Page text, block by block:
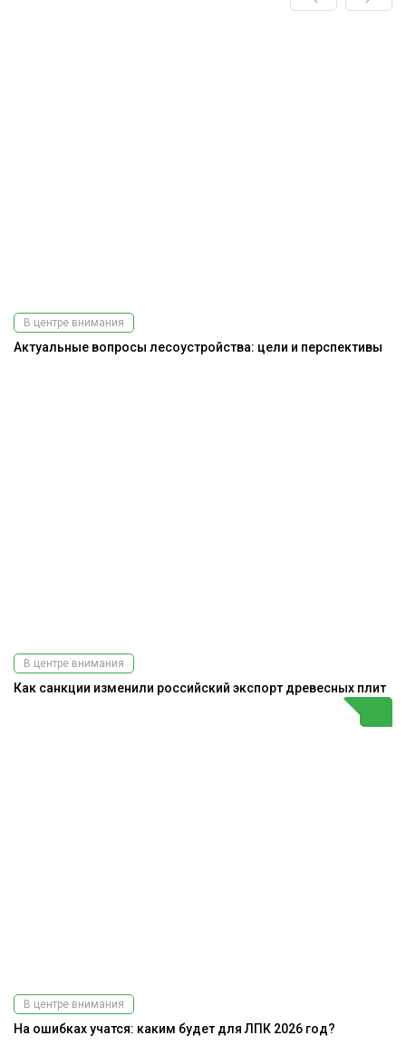
В центре внимания
Актуальные вопросы лесоустройства: цели и перспективы
В центре внимания
Как санкции изменили российский экспорт древесных плит
В центре внимания
На ошибках учатся: каким будет для ЛПК 2026 год?